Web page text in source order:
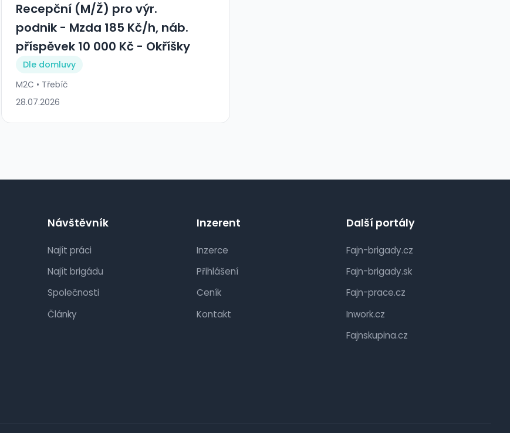
Recepční (M/Ž) pro výr.
podnik - Mzda 185 Kč/h, náb.
příspěvek 10 000 Kč - Okříšky
Dle domluvy
M2C • Třebíč
28.07.2026
Návštěvník
Najít práci
Najít brigádu
Společnosti
Články
Inzerent
Inzerce
Přihlášení
Ceník
Kontakt
Další portály
Fajn-brigady.cz
Fajn-brigady.sk
Fajn-prace.cz
Inwork.cz
Fajnskupina.cz